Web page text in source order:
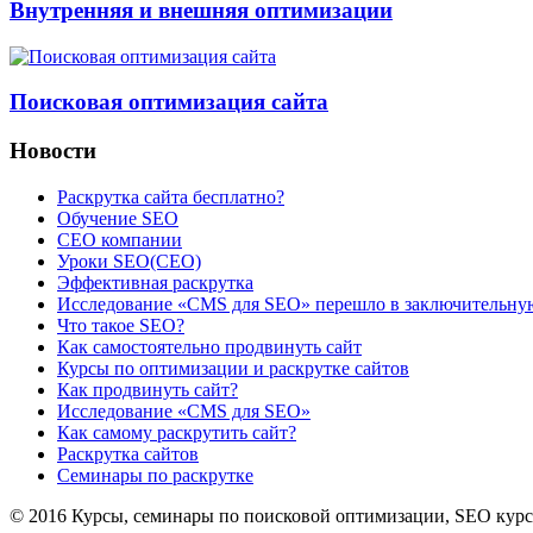
Внутренняя и внешняя оптимизации
Поисковая оптимизация сайта
Новости
Раскрутка сайта бесплатно?
Обучение SEO
CEO компании
Уроки SEO(СЕО)
Эффективная раскрутка
Исследование «CMS для SEO» перешло в
Что такое SEO?
Как самостоятельно продвинуть сайт
Курсы по оптимизации и раскрутке сайтов
Как продвинуть сайт?
Исследование «CMS для SEO»
Как самому раскрутить сайт?
Раскрутка сайтов
Семинары по раскрутке
© 2016 Курсы, семинары по поисковой оптимизации, SEO